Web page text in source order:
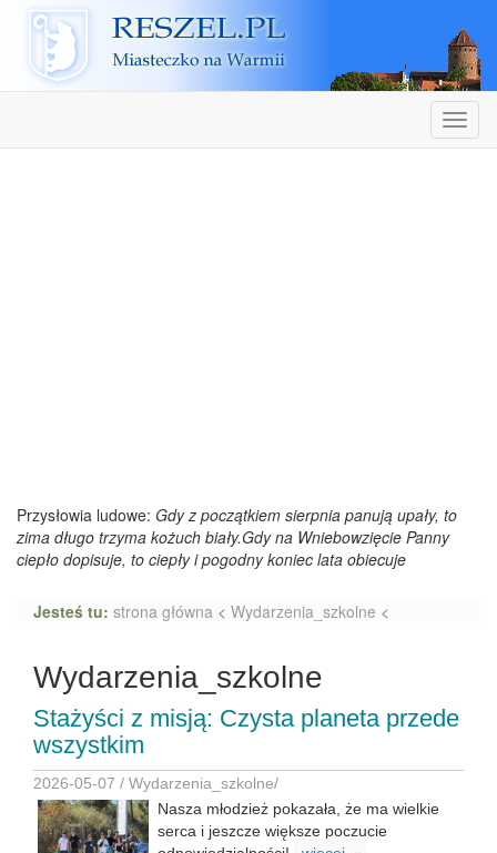
Reszel
Przysłowia ludowe: Gdy z początkiem sierpnia panują upały, to
zima długo trzyma kożuch biały.Gdy na Wniebowzięcie Panny
ciepło dopisuje, to ciepły i pogodny koniec lata obiecuje
Jesteś tu: strona główna < Wydarzenia_szkolne <
Wydarzenia_szkolne
Stażyści z misją: Czysta planeta przede
wszystkim
2026-05-07 / Wydarzenia_szkolne/
Nasza młodzież pokazała, że ma wielkie
serca i jeszcze większe poczucie